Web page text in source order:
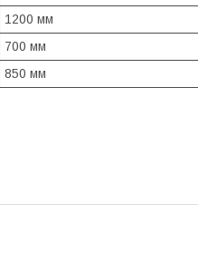
1200 мм
700 мм
850 мм